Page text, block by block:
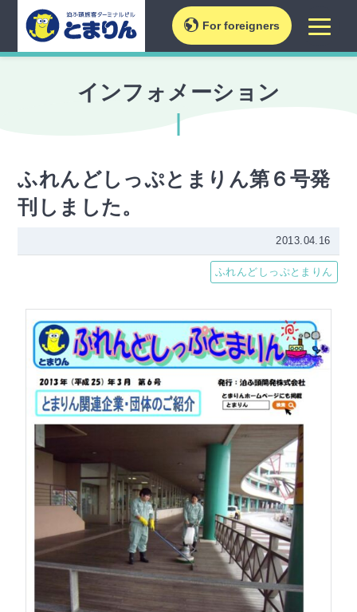
For foreigners
インフォメーション
ふれんどしっぷとまりん第６号発
刊しました。
2013.04.16
ふれんどしっぷとまりん